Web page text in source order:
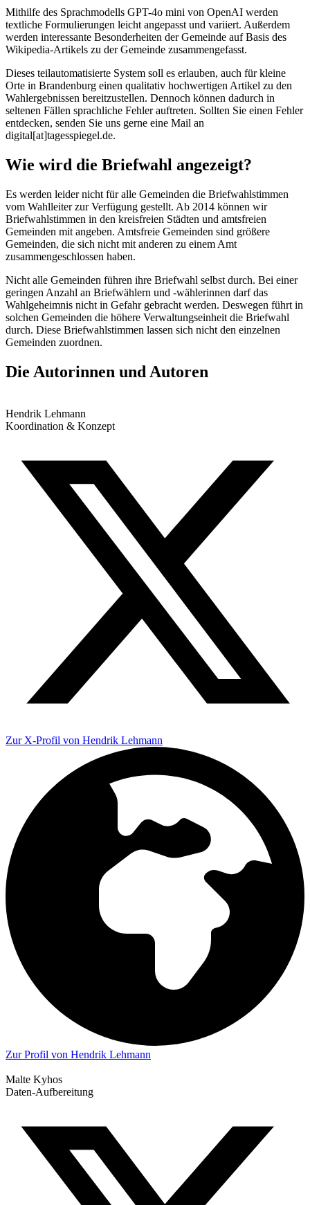
Mithilfe des Sprachmodells GPT-4o mini von OpenAI werden
textliche Formulierungen leicht angepasst und variiert. Außerdem
werden interessante Besonderheiten der Gemeinde auf Basis des
Wikipedia-Artikels zu der Gemeinde zusammengefasst.
Dieses teilautomatisierte System soll es erlauben, auch für kleine
Orte in Brandenburg einen qualitativ hochwertigen Artikel zu den
Wahlergebnissen bereitzustellen. Dennoch können dadurch in
seltenen Fällen sprachliche Fehler auftreten. Sollten Sie einen Fehler
entdecken, senden Sie uns gerne eine Mail an
digital[at]tagesspiegel.de.
Wie wird die Briefwahl angezeigt?
Es werden leider nicht für alle Gemeinden die Briefwahlstimmen
vom Wahlleiter zur Verfügung gestellt. Ab 2014 können wir
Briefwahlstimmen in den kreisfreien Städten und amtsfreien
Gemeinden mit angeben. Amtsfreie Gemeinden sind größere
Gemeinden, die sich nicht mit anderen zu einem Amt
zusammengeschlossen haben.
Nicht alle Gemeinden führen ihre Briefwahl selbst durch. Bei einer
geringen Anzahl an Briefwählern und -wählerinnen darf das
Wahlgeheimnis nicht in Gefahr gebracht werden. Deswegen führt in
solchen Gemeinden die höhere Verwaltungseinheit die Briefwahl
durch. Diese Briefwahlstimmen lassen sich nicht den einzelnen
Gemeinden zuordnen.
Die Autorinnen und Autoren
Hendrik Lehmann
Koordination & Konzept
Zur X-Profil von Hendrik Lehmann
Zur Profil von Hendrik Lehmann
Malte Kyhos
Daten-Aufbereitung